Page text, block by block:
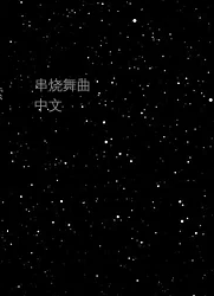
串烧舞曲
中文